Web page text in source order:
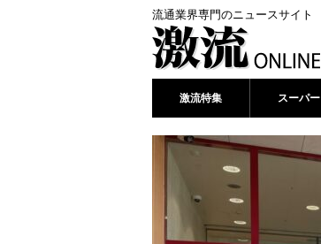
流通業界専門のニュースサイト
激流特集 スーパー